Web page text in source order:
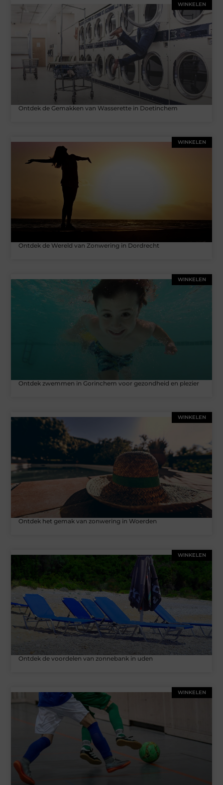
WINKELEN
Ontdek de Gemakken van Wasserette in Doetinchem
WINKELEN
Ontdek de Wereld van Zonwering in Dordrecht
WINKELEN
Ontdek zwemmen in Gorinchem voor gezondheid en plezier
WINKELEN
Ontdek het gemak van zonwering in Woerden
WINKELEN
Ontdek de voordelen van zonnebank in uden
WINKELEN